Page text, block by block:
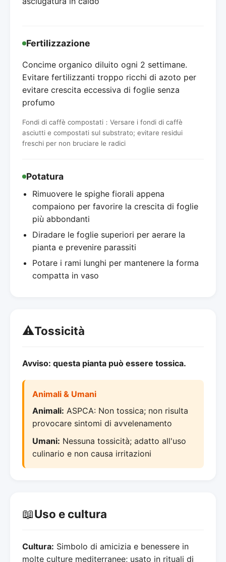
Fertilizzazione
Concime organico diluito ogni 2 settimane.
Evitare fertilizzanti troppo ricchi di azoto per
evitare crescita eccessiva di foglie senza
profumo
Fondi di caffè compostati：Versare i fondi di caffè
asciutti e compostati sul substrato; evitare residui
freschi per non bruciare le radici
Potatura
Rimuovere le spighe fiorali appena
compaiono per favorire la crescita di foglie
più abbondanti
Diradare le foglie superiori per aerare la
pianta e prevenire parassiti
Potare i rami lunghi per mantenere la forma
compatta in vaso
⚠️Tossicità
Avviso: questa pianta può essere tossica.
Animali & Umani
Animali: ASPCA: Non tossica; non risulta
provocare sintomi di avvelenamento
Umani: Nessuna tossicità; adatto all'uso
culinario e non causa irritazioni
📖Uso e cultura
Cultura: Simbolo di amicizia e benessere in
molte culture mediterranee; usato in rituali di